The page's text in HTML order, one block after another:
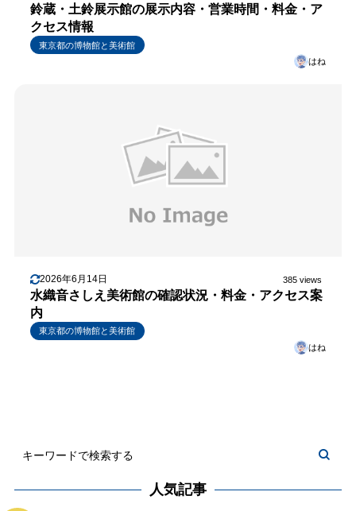
鈴蔵・土鈴展示館の展示内容・営業時間・料金・ア
クセス情報
東京都の博物館と美術館
はね
2026年6月14日 385 views
水織音さしえ美術館の確認状況・料金・アクセス案
内
東京都の博物館と美術館
はね
人気記事